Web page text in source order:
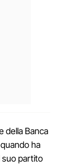
della Banca
ha
suo partito